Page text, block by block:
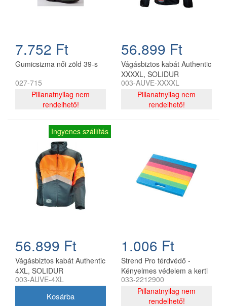
7.752 Ft
Gumicsizma női zöld 39-s
027-715
Pillanatnyilag nem
rendelhető!
56.899 Ft
Vágásbiztos kabát Authentic
XXXXL, SOLIDUR
003-AUVE-XXXXL
Pillanatnyilag nem
rendelhető!
Ingyenes szállítás
56.899 Ft
Vágásbiztos kabát Authentic
4XL, SOLIDUR
003-AUVE-4XL
1.006 Ft
Strend Pro térdvédő -
Kényelmes védelem a kerti
munkákhoz A Strend Pro
térdvédő ideális megoldás a
kényelmes és védő kerti
033-2212900
Pillanatnyilag nem
rendelhető!